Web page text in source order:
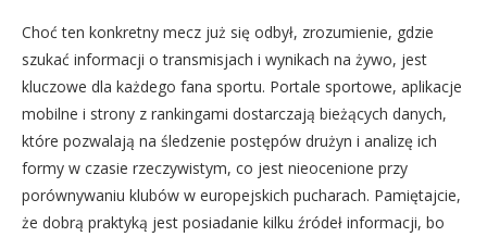
Choć ten konkretny mecz już się odbył, zrozumienie, gdzie
szukać informacji o transmisjach i wynikach na żywo, jest
kluczowe dla każdego fana sportu. Portale sportowe, aplikacje
mobilne i strony z rankingami dostarczają bieżących danych,
które pozwalają na śledzenie postępów drużyn i analizę ich
formy w czasie rzeczywistym, co jest nieocenione przy
porównywaniu klubów w europejskich pucharach. Pamiętajcie,
że dobrą praktyką jest posiadanie kilku źródeł informacji, bo